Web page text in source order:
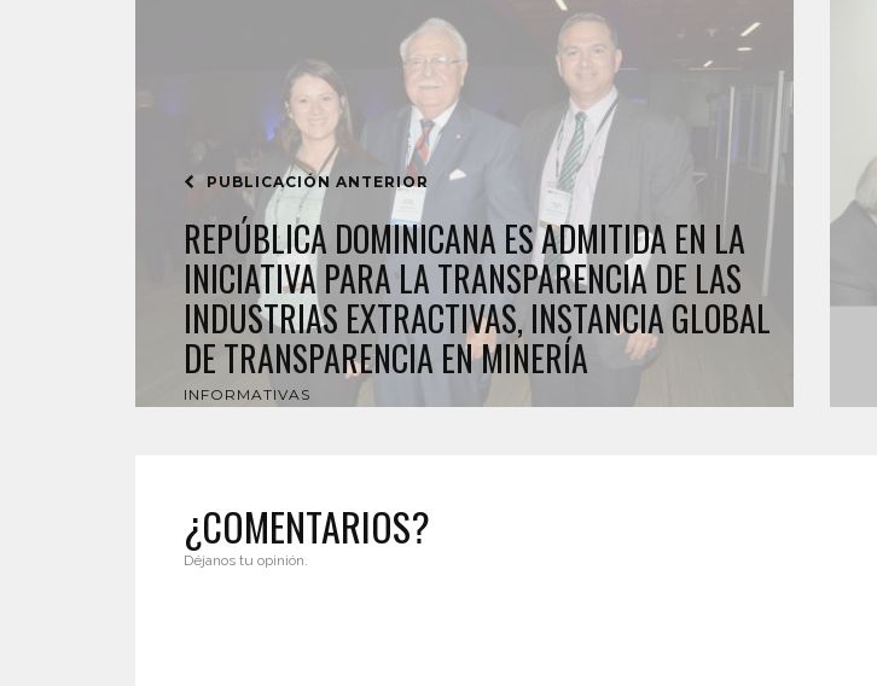
PUBLICACIÓN ANTERIOR
REPÚBLICA DOMINICANA ES ADMITIDA EN LA
INICIATIVA PARA LA TRANSPARENCIA DE LAS
INDUSTRIAS EXTRACTIVAS, INSTANCIA GLOBAL
DE TRANSPARENCIA EN MINERÍA
INFORMATIVAS
¿COMENTARIOS?
Déjanos tu opinión.